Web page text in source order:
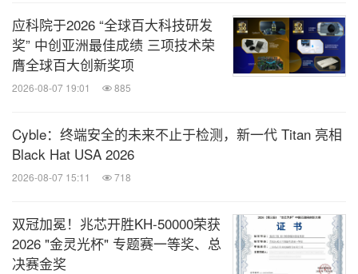
应科院于2026 “全球百大科技研发
奖” 中创亚洲最佳成绩 三项技术荣
膺全球百大创新奖项
2026-08-07 19:01 885
Cyble：终端安全的未来不止于检测，新一代 Titan 亮相
Black Hat USA 2026
2026-08-07 15:11 718
双冠加冕！兆芯开胜KH‑50000荣获
2026 "金灵光杯" 专题赛一等奖、总
决赛金奖